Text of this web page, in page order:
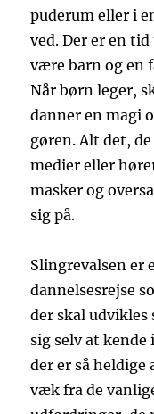
puderum eller i
ved. Der er en
være barn og en
Når børn leger,
danner en magi
gøren. Alt det,
medier eller
masker og
sig på.
Slingrevalsen er
dannelsesrejse
der skal
sig selv at kende
der er så heldige
væk fra de